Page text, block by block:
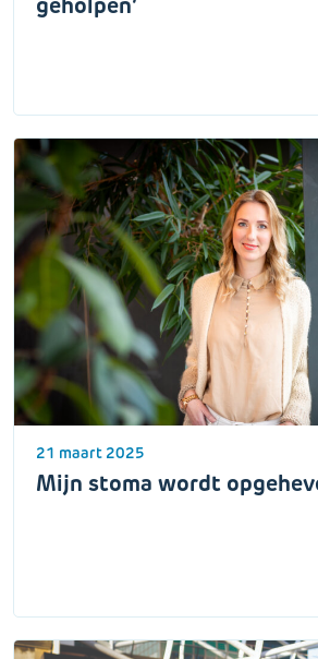
21 maart 2025
Mijn stoma wordt